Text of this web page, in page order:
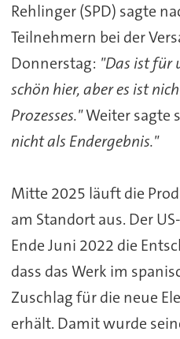
Rehlinger (SPD) sagte
Teilnehmern bei der
Donnerstag: "Das ist für
schön hier, aber es ist
Prozesses."Weiter sagte
nicht als Endergebnis."
Mitte 2025 läuft die
am Standort aus. Der
Ende Juni 2022 die
dass das Werk im
Zuschlag für die neue
erhält. Damit wurde